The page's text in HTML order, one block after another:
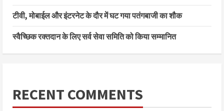
टीवी, मोबाईल और इंटरनेट के दौर में घट गया पतंगबाजी का शौक
स्वैच्छिक रक्तदान के लिए सर्व सेवा समिति को किया सम्मानित
RECENT COMMENTS